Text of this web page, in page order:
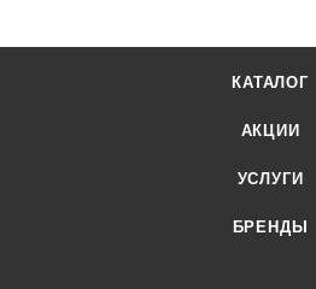
КАТАЛОГ
АКЦИИ
УСЛУГИ
БРЕНДЫ